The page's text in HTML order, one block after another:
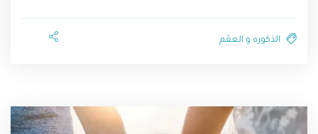
الذكوره و العقم⁩